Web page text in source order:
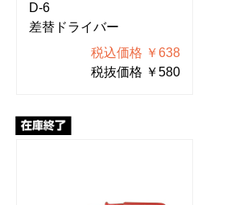
D-6
差替ドライバー
税込価格 ￥638
税抜価格 ￥580